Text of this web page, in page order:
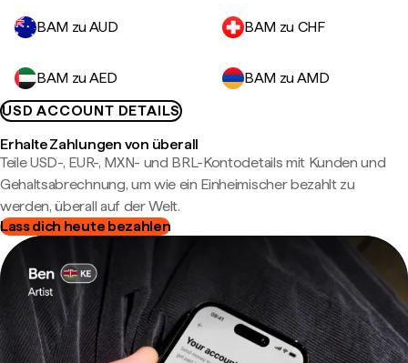
BAM zu AUD BAM zu CHF
BAM zu AED
BAM zu AMD
USD ACCOUNT DETAILS
Erhalte Zahlungen von überall
Teile USD-, EUR-, MXN- und BRL-Kontodetails mit Kunden und
Gehaltsabrechnung, um wie ein Einheimischer bezahlt zu
werden, überall auf der Welt.
Lass dich heute bezahlen